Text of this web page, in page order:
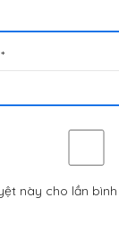
*
này cho lần